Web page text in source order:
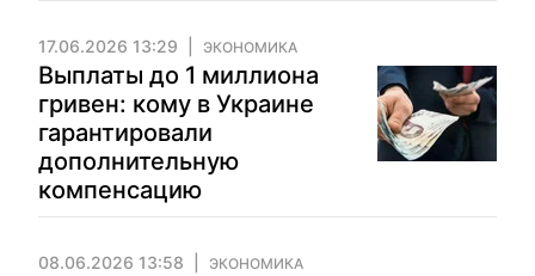
17.06.2026 13:29 ЭКОНОМИКА
Выплаты до 1 миллиона
гривен: кому в Украине
гарантировали
дополнительную
компенсацию
08.06.2026 13:58 ЭКОНОМИКА